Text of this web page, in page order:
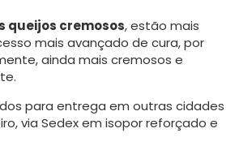
queijos cremosos, estão mais
mais avançado de cura, por
ainda mais cremosos e
para entrega em outras cidades
via Sedex em isopor reforçado e